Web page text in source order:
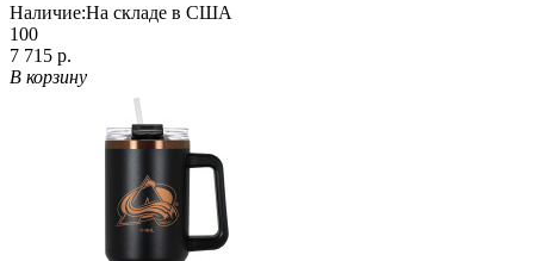
Наличие:На складе в США
100
7 715 р.
В корзину